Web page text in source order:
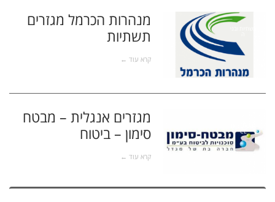
מנהרות הכרמל מגזרים
תשתיות
קרא עוד ←
CE
מגזרים אנגלית – מבטח
סימון – ביטוח
קרא עוד ←